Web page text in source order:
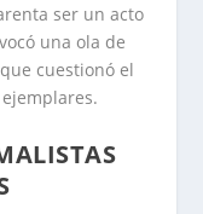
ser un acto
una ola de
cuestionó el